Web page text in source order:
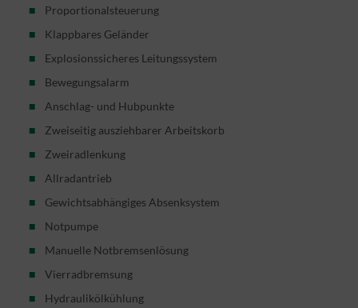
Proportionalsteuerung
Klappbares Geländer
Explosionssicheres Leitungssystem
Bewegungsalarm
Anschlag- und Hubpunkte
Zweiseitig ausziehbarer Arbeitskorb
Zweiradlenkung
Allradantrieb
Gewichtsabhängiges Absenksystem
Notpumpe
Manuelle Notbremsenlösung
Vierradbremsung
Hydraulikölkühlung